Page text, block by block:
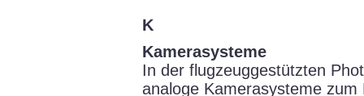
K
Kamerasysteme
In der flugzeuggestützten
analoge Kamerasysteme